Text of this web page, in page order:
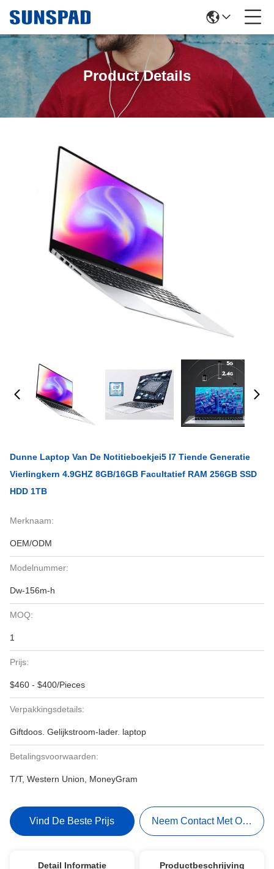
Product Details
Dunne Laptop Van De Notitieboekjei5 I7 Tiende Generatie
Vierlingkern 4.9GHZ 8GB/16GB Facultatief RAM 256GB SSD
HDD 1TB
Merknaam:
OEM/ODM
Modelnummer:
Dw-156m-h
MOQ:
1
Prijs:
$460 - $400/Pieces
Verpakkingsdetails:
Giftdoos. Gelijkstroom-lader. laptop
Betalingsvoorwaarden:
T/T, Western Union, MoneyGram
Vind De Beste Prijs Neem Contact Met Ons Op
Detail Informatie Productbeschrijving